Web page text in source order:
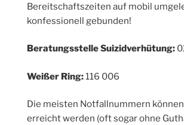
Bereitschaftszeiten auf mobil
konfessionell gebunden!
Beratungsstelle Suizidverhütung:
Weißer Ring:116 006
Die meisten Notfallnummern
erreicht werden (oft sogar ohne